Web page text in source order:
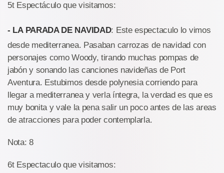
5t Espectáculo que visitamos:
- LA PARADA DE NAVIDAD: Este espectaculo lo vimos
desde mediterranea. Pasaban carrozas de navidad con
personajes como Woody, tirando muchas pompas de
jabón y sonando las canciones navideñas de Port
Aventura. Estubimos desde polynesia corriendo para
llegar a mediterranea y verla íntegra, la verdad es que es
muy bonita y vale la pena salir un poco antes de las areas
de atracciones para poder contemplarla.
Nota: 8
6t Espectaculo que visitamos: